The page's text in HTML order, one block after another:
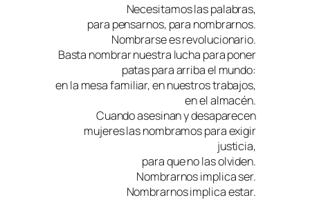
Necesitamos las palabras,
para pensarnos, para nombrarnos.
Nombrarse es revolucionario.
Basta nombrar nuestra lucha para poner
patas para arriba el mundo:
en la mesa familiar, en nuestros trabajos,
en el almacén.
Cuando asesinan y desaparecen
mujeres las nombramos para exigir
justicia,
para que no las olviden.
Nombrarnos implica ser.
Nombrarnos implica estar.